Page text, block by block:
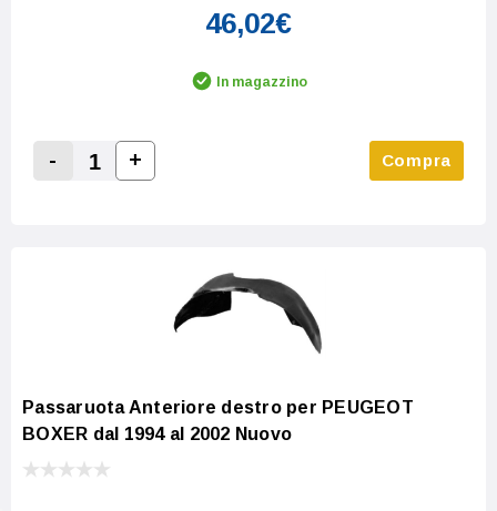
46,02€
In magazzino
Decrease Quantity:
-
Increase Quantity:
+ Compra
Passaruota Anteriore destro per PEUGEOT
BOXER dal 1994 al 2002 Nuovo